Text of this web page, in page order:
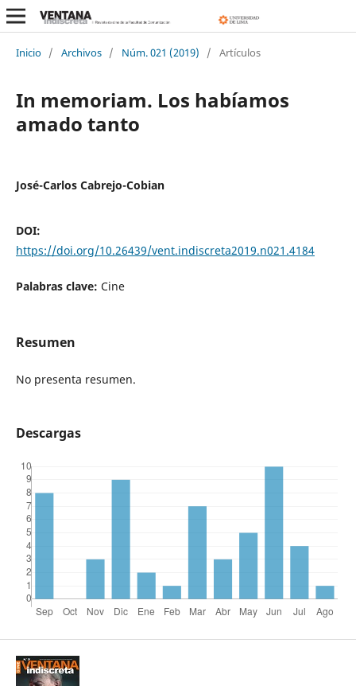
Inicio / Archivos / Núm. 021 (2019) / Artículos
In memoriam. Los habíamos
amado tanto
José-Carlos Cabrejo-Cobian
DOI:
https://doi.org/10.26439/vent.indiscreta2019.n021.4184
Palabras clave: Cine
Resumen
No presenta resumen.
Descargas